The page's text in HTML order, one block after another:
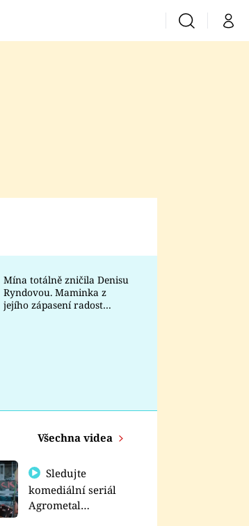
VyhledáváníMůj
Prima Lajk
Sledujte nás
Mína totálně zničila Denisu
Ryndovou. Maminka z
jejího zápasení radost
Všechna videa
Sledujte
komediální seriál
Agrometal